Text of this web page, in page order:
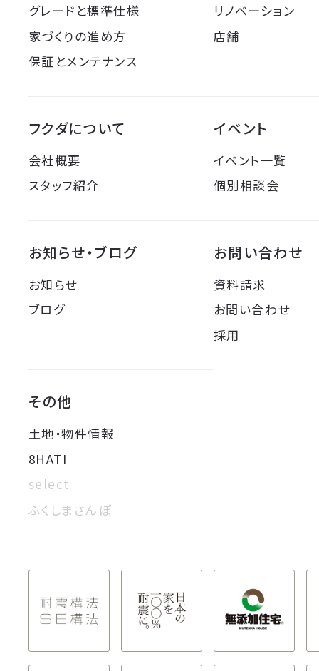
グレードと標準仕様
家づくりの進め方
保証とメンテナンス
リノベーション
店舗
フクダについて
会社概要
スタッフ紹介
イベント
イベント一覧
個別相談会
お知らせ・ブログ
お知らせ
ブログ
お問い合わせ
資料請求
お問い合わせ
採用
その他
土地・物件情報
8HATI
select
ふくしまさんぽ